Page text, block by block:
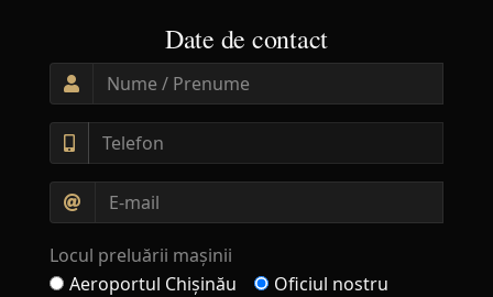
Date de contact
Locul preluării mașinii
Aeroportul Chișinău
Oficiul nostru